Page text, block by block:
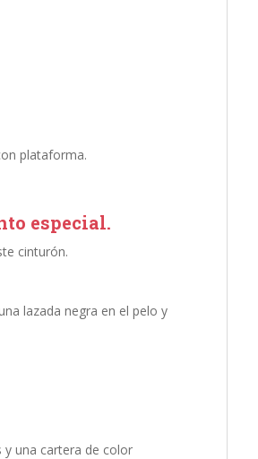
plataforma.
especial.
cinturón.
lazada negra en el pelo y
una cartera de color